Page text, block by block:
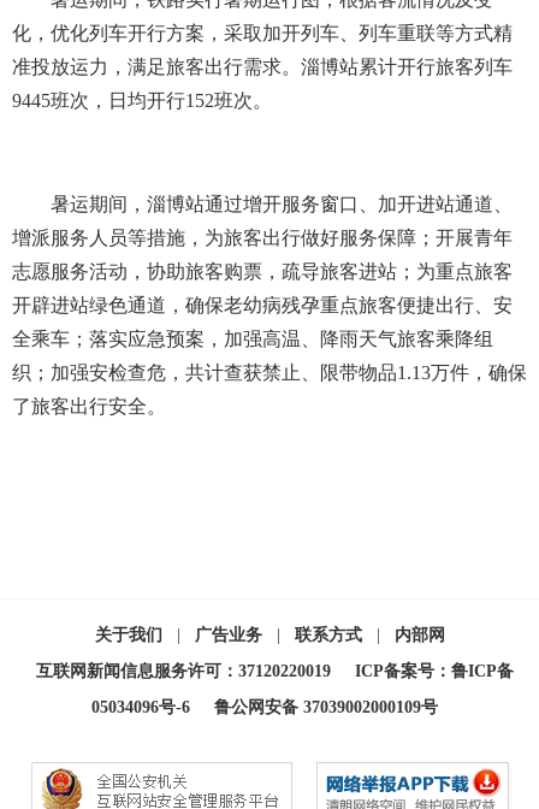
化，优化列车开行方案，采取加开列车、列车重联等方式精
准投放运力，满足旅客出行需求。淄博站累计开行旅客列车
9445班次，日均开行152班次。
暑运期间，淄博站通过增开服务窗口、加开进站通道、
增派服务人员等措施，为旅客出行做好服务保障；开展青年
志愿服务活动，协助旅客购票，疏导旅客进站；为重点旅客
开辟进站绿色通道，确保老幼病残孕重点旅客便捷出行、安
全乘车；落实应急预案，加强高温、降雨天气旅客乘降组
织；加强安检查危，共计查获禁止、限带物品1.13万件，确保
了旅客出行安全。
关于我们 广告业务 联系方式
内部网
互联网新闻信息服务许可：37120220019
ICP备案号：鲁ICP备
05034096号-6
鲁公网安备 37039002000109号